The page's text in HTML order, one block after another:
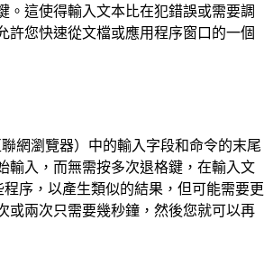
。這使得輸入文本比在犯錯誤或需要調
許您快速從文檔或應用程序窗口的一個
網瀏覽器）中的輸入字段和命令的末尾
輸入，而無需按多次退格鍵，在輸入文
序，以產生類似的結果，但可能需要更
或兩次只需要幾秒鐘，然後您就可以再